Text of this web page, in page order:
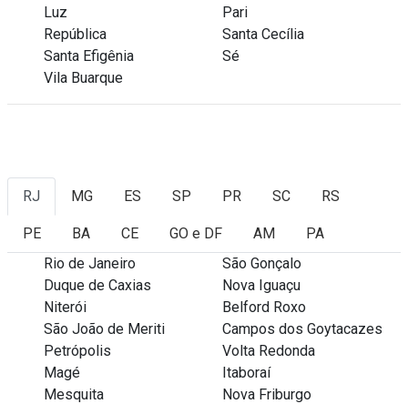
Luz
Pari
República
Santa Cecília
Santa Efigênia
Sé
Vila Buarque
RJ MG ES SP PR SC RS
PE BA CE GO e DF AM
PA
Rio de Janeiro
São Gonçalo
Duque de Caxias
Nova Iguaçu
Niterói
Belford Roxo
São João de Meriti
Campos dos Goytacazes
Petrópolis
Volta Redonda
Magé
Itaboraí
Mesquita
Nova Friburgo